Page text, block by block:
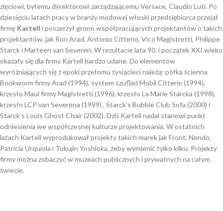
zięciowi, byłemu dyrektorowi zarządzającemu Versace, Claudio Luti. Po
dziesięciu latach pracy w branży modowej włoski przedsiębiorca przejął
firmę Kartell i poszerzył grono współpracujących projektantów o takich
projektantów, jak Ron Arad, Antonio Citterio, Vico Magistretti, Philippe
Starck i Marteen van Severen. W rezultacie lata 90. i początek XXI wieku
okazały się dla firmy Kartell bardzo udane. Do elementów
wyróżniających się z epoki przełomu tysiącleci należą: półka ścienna
Bookworm firmy Arad (1994), system szuflad Mobil Citterio (1994),
krzesło Maui firmy Magistretti (1996), krzesło La Marie Starcka (1998),
krzesło LCP van Severena (1999) , Starck’s Bubble Club Sofa (2000) i
Starck’s Louis Ghost Chair (2002). Dziś Kartell nadal stanowi punkt
odniesienia we współczesnej kulturze projektowania. W ostatnich
latach Kartell wyprodukował projekty takich marek jak Front, Nendo,
Patricia Urquiola i Tokujin Yoshioka, żeby wymienić tylko kilku. Projekty
firmy można zobaczyć w muzeach publicznych i prywatnych na całym
świecie.